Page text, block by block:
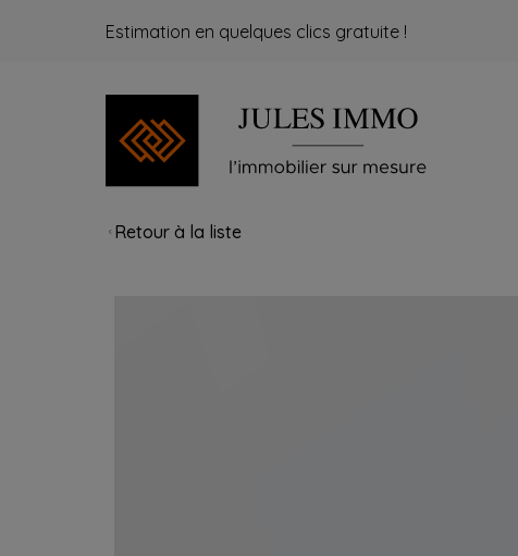
Estimation en quelques clics gratuite !
Retour à la liste